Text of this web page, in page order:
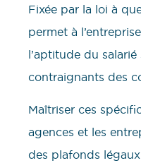
Fixée par la loi à
permet à
l’aptitude du
contraignants des
Maîtriser ces
agences et les
des plafonds